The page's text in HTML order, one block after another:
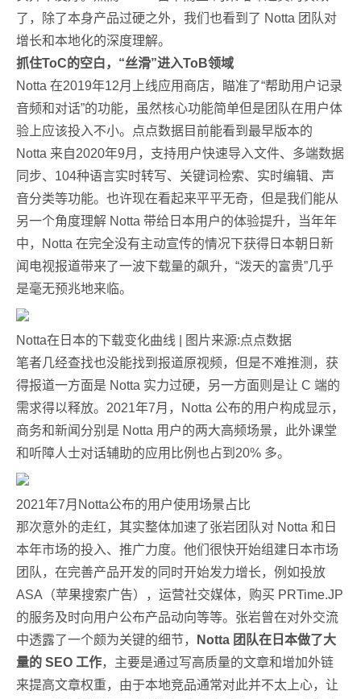
了，除了本身产品过硬之外，我们也看到了 Notta 团队对
增长和本地化的深度理解。
抓住ToC的空白，“丝滑”进入ToB领域
Notta 在2019年12月上线应用商店，瞄准了“帮助用户记录
音频和对话”的功能，虽然核心功能简单但是团队在用户体
验上应该投入不小。点点数据目前能看到最早版本的
Notta 来自2020年9月，支持用户快速导入文件、多端数据
同步、104种语言实时转写、关键词检索、实时编辑、声
音分类等功能。也许现在看起来平平无奇，但是我们能从
另一个角度理解 Notta 带给日本用户的体验提升，当年年
中，Notta 在完全没有主动宣传的情况下获得日本朝日新
闻电视报道带来了一波下载量的飙升，“泼天的富贵”几乎
是毫无预兆地来临。
Notta在日本的下载变化曲线 | 图片来源:点点数据
笔者几经查找也没能找到报道原视频，但是不难推测，获
得报道一方面是 Notta 实力过硬，另一方面则是让 C 端的
需求得以释放。2021年7月，Notta 公布的用户构成显示，
商务和新闻分别是 Notta 用户的两大高频场景，此外课堂
和听障人士对话辅助的应用比例也占到20% 多。
2021年7月Notta公布的用户使用场景占比
那次意外的走红，其实整体加速了张岩团队对 Notta 和日
本年市场的投入、推广力度。他们很快开始组建日本市场
团队，在完善产品开发的同时开始发力增长，例如投放
ASA（苹果搜索广告），运营社交媒体，购买 PRTime.JP
的服务及时向用户公布产品动向等等。张岩曾在对外交流
中透露了一个颇为关键的细节，
Notta 团队在日本做了大
量的 SEO 工作，主要是通过写高质量的文章和增加外链
来提高文章权重，由于本地竞品通常对此并不太上心，让